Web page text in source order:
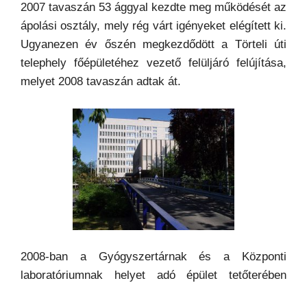
2007 tavaszán 53 ággyal kezdte meg működését az
ápolási osztály, mely rég várt igényeket elégített ki.
Ugyanezen év őszén megkezdődött a Törteli úti
telephely főépületéhez vezető felüljáró felújítása,
melyet 2008 tavaszán adtak át.
2008-ban a Gyógyszertárnak és a Központi
laboratóriumnak helyet adó épület tetőterében